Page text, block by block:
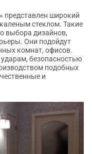
представлен широкий
стеклом. Такие
выбора дизайнов,
Они подойдут
комнат, офисов.
безопасностью
подобных
и